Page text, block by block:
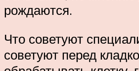
рождаются.
Что советуют
советуют перед